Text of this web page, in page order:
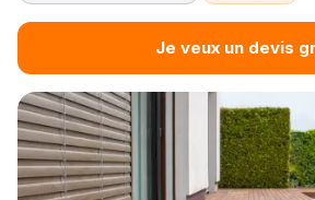
Je veux un devis